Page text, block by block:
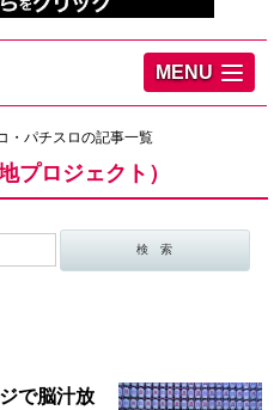
MENU
・パチスロの記事一覧
プロジェクト）
で脳汁放